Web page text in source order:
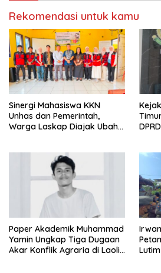
Rekomendasi untuk kamu
Sinergi Mahasiswa KKN
Unhas dan Pemerintah,
Warga Laskap Diajak Ubah
Timur
DPRD Terkait Kasus
Paper Akademik Muhammad
Yamin Ungkap Tiga Dugaan
Akar Konflik Agraria di Laoli
Lutim